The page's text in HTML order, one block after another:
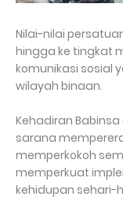
Nilai-nilai
hingga ke tingkat
komunikasi sosial
wilayah binaan.
Kehadiran
sarana
memperkokoh
memperkuat
kehidupan sehari-